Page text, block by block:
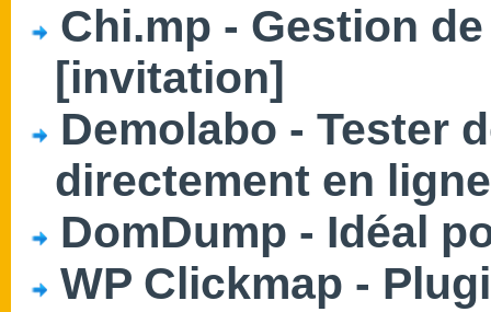
Chi.mp - Gestion
[invitation]
Demolabo - Tester
directement en ligne
DomDump - Idéal
WP Clickmap -